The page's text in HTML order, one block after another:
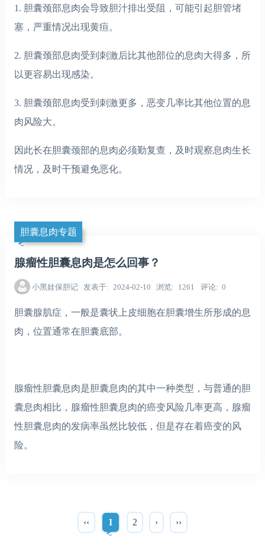
1. 胆囊颈部息肉会导致胆汁排出受阻，可能引起胆管堵
塞，严重情况出现黄疸。
2. 胆囊颈部息肉受到刺激后比其他部位的息肉大得多，所
以更容易出现感染。
3. 胆囊颈部息肉受到刺激更多，恶变几率比其他位置的息
肉风险大。
因此长在胆囊颈部的息肉必须勤复查，及时观察息肉生长
情况，及时干预避免恶化。
胆囊息肉专题
腺瘤性胆囊息肉是怎么回事？
小黑娃保胆记 发表于 2024-02-10 浏览 1261 评论 0
胆囊腺肌症，一般是囊状上皮细胞在胆囊增生所形成的息
肉，位置通常在胆囊底部。
腺瘤性胆囊息肉是胆囊息肉的其中一种类型，与普通的胆
囊息肉相比，腺瘤性胆囊息肉的癌变风险几率更高， 腺瘤
性胆囊息肉的发病率虽然比较低，但是存在着癌变的风
险。
‹‹ 1 2 › ››